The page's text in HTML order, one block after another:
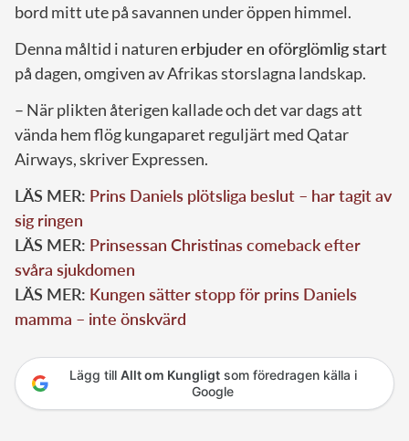
bord mitt ute på savannen under öppen himmel.
Denna måltid i naturenerbjuder en oförglömlig start
på dagen, omgiven av Afrikas storslagna landskap.
– När plikten återigen kallade och det var dags att
vända hem flög kungaparet reguljärt med Qatar
Airways, skriver Expressen.
LÄS MER: Prins Daniels plötsliga beslut – har tagit av
sig ringen
LÄS MER: Prinsessan Christinas comeback efter
svåra sjukdomen
LÄS MER: Kungen sätter stopp för prins Daniels
mamma – inte önskvärd
Lägg till Allt om Kungligtsom föredragen källa i
Google